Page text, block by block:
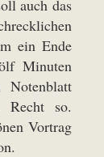
auch das
ein Ende
Minuten
Recht so.
Vortrag